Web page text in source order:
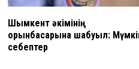
Шымкент әкімінің
орынбасарына шабуыл:
себептер